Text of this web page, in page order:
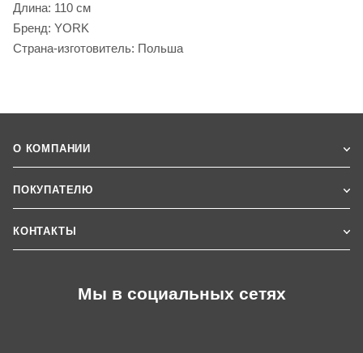
Длина: 110 см
Бренд: YORK
Страна-изготовитель: Польша
О КОМПАНИИ
ПОКУПАТЕЛЮ
КОНТАКТЫ
Мы в социальных сетях